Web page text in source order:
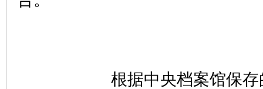
根据中央档案馆保